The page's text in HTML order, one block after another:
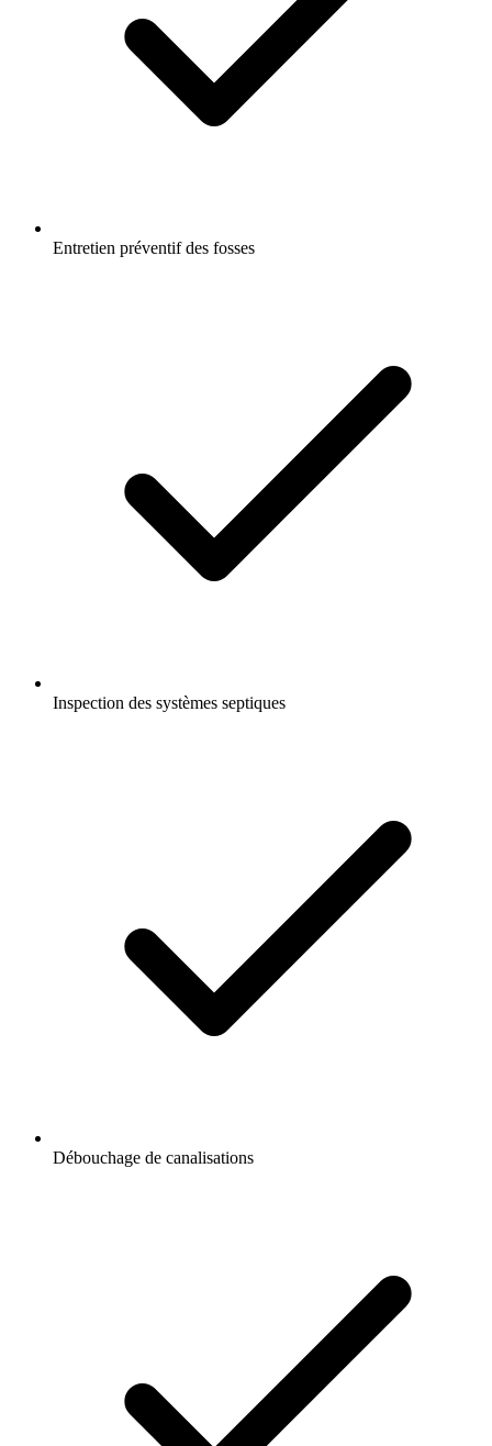
Entretien préventif des fosses
Inspection des systèmes septiques
Débouchage de canalisations